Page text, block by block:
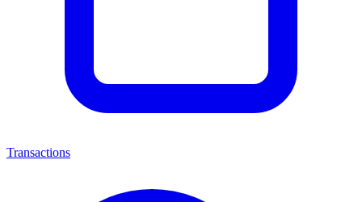
Transactions